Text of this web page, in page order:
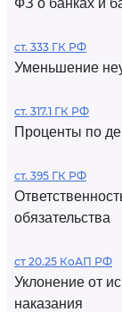
ФЗ о банках и
ст. 333 ГК РФ
Уменьшение
ст. 317.1 ГК РФ
Проценты по
ст. 395 ГК РФ
обязательства
ст 20.25 КоАП РФ
Уклонение от
наказания